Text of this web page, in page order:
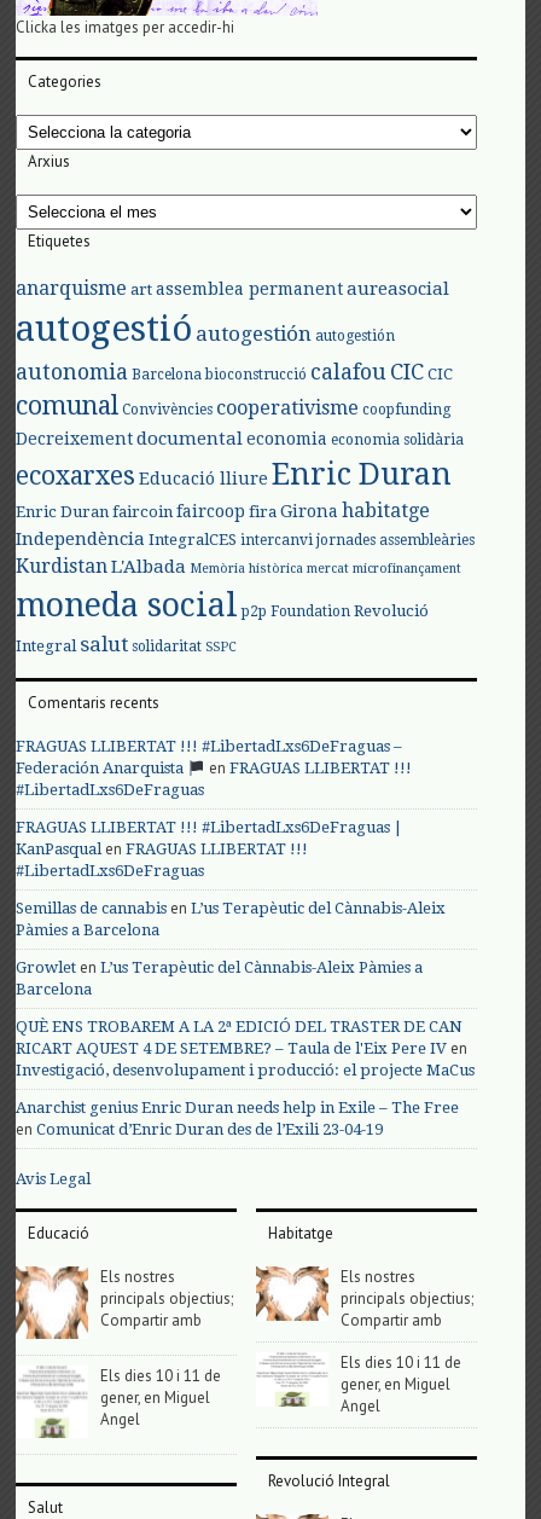
Clicka les imatges per accedir-hi
Categories
Categories
Arxius
Arxius
Etiquetes
anarquisme art assemblea permanent aureasocial
autogestió autogestión autogestión
autonomia Barcelona bioconstrucció calafouCIC CIC
comunal Convivències cooperativisme coopfunding
Decreixement documental economia economia solidària
ecoxarxes Educació lliure Enric Duran
Enric Duran faircoin faircoop fira Girona habitatge
Independència IntegralCES intercanvi jornades assembleàries
KurdistanL'Albada Memòria històrica mercat microfinançament
moneda social p2p Foundation Revolució
Integral salut solidaritat SSPC
Comentaris recents
FRAGUAS LLIBERTAT !!! #LibertadLxs6DeFraguas –
Federación Anarquista
enFRAGUAS LLIBERTAT !!!
#LibertadLxs6DeFraguas
FRAGUAS LLIBERTAT !!! #LibertadLxs6DeFraguas |
KanPasqualenFRAGUAS LLIBERTAT !!!
#LibertadLxs6DeFraguas
Semillas de cannabis enL’us Terapèutic del Cànnabis-Aleix
Pàmies a Barcelona
Growlet enL’us Terapèutic del Cànnabis-Aleix Pàmies a
Barcelona
QUÈ ENS TROBAREM A LA 2ª EDICIÓ DEL TRASTER DE CAN
RICART AQUEST 4 DE SETEMBRE? – Taula de l'Eix Pere IV en
Investigació, desenvolupament i producció: el projecte MaCus
Anarchist genius Enric Duran needs help in Exile – The Free
enComunicat d’Enric Duran des de l’Exili 23-04-19
Avis Legal
Educació
Els nostres
principals objectius;
Compartir amb
Els dies 10 i 11 de
gener, en Miguel
Angel
Salut
Habitatge
Els nostres
principals objectius;
Compartir amb
Els dies 10 i 11 de
gener, en Miguel
Angel
Revolució Integral